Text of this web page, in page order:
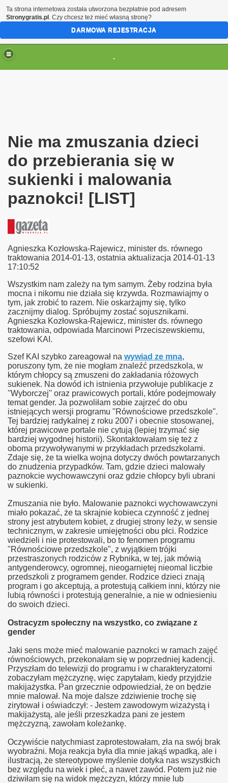
.
Nie ma zmuszania dzieci
do przebierania się w
sukienki i malowania
paznokci! [LIST]
Agnieszka Kozłowska-Rajewicz, minister ds. równego
traktowania 2014-01-13, ostatnia aktualizacja 2014-01-13
17:10:52
Wszystkim nam zależy na tym samym. Żeby rodzina była
mocna i nikomu nie działa się krzywda. Rozmawiajmy o
tym, jak zrobić to razem. Nie oskarżajmy się, tylko
zacznijmy dialog. Spróbujmy zostać sojusznikami.
Agnieszka Kozłowska-Rajewicz, minister ds. równego
traktowania, odpowiada Marcinowi Przeciszewskiemu,
szefowi KAI.
Szef KAI szybko zareagował na wywiad ze mną,
poruszony tym, że nie mogłam znaleźć przedszkola, w
którym chłopcy są zmuszeni do zakładania różowych
sukienek. Na dowód ich istnienia przywołuje publikacje z
''Wyborczej'' oraz prawicowych portali, które podejmowały
temat gender. Ja pozwoliłam sobie zajrzeć do obu
istniejących wersji programu "Równościowe przedszkole".
Tej bardziej radykalnej z roku 2007 i obecnie stosowanej,
której prawicowe portale nie cytują (lepiej trzymać się
bardziej wygodnej historii). Skontaktowałam się też z
oboma przywoływanymi w przykładach przedszkolami.
Zdaje się, że ta wielka wojna dotyczy dwóch powtarzanych
do znudzenia przypadków. Tam, gdzie dzieci malowały
paznokcie wychowawczyni oraz gdzie chłopcy byli ubrani
w sukienki.
Zmuszania nie było. Malowanie paznokci wychowawczyni
miało pokazać, że ta skrajnie kobieca czynność z jednej
strony jest atrybutem kobiet, z drugiej strony leży, w sensie
technicznym, w zakresie umiejętności obu płci. Rodzice
wiedzieli i nie protestowali, bo to fenomen programu
"Równościowe przedszkole", z wyjątkiem trójki
przestraszonych rodziców z Rybnika, w tej, jak mówią
antygenderowcy, ogromnej, nieogarniętej nieomal liczbie
przedszkoli z programem gender. Rodzice dzieci znają
program i go akceptują, a protestują całkiem inni, którzy nie
lubią równości i protestują generalnie, a nie w odniesieniu
do swoich dzieci.
Ostracyzm społeczny na wszystko, co związane z
gender
Jaki sens może mieć malowanie paznokci w ramach zajęć
równościowych, przekonałam się w poprzedniej kadencji.
Przyszłam do telewizji do programu i w charakteryzatorni
zobaczyłam mężczyznę, więc zapytałam, kiedy przyjdzie
makijażystka. Pan grzecznie odpowiedział, że on będzie
mnie malował. Na moje dalsze zdziwienie trochę się
zirytował i oświadczył: - Jestem zawodowym wizażystą i
makijażystą, ale jeśli przeszkadza pani ze jestem
mężczyzną, zawołam koleżankę.
Oczywiście natychmiast zaprotestowałam, zła na swój brak
wyobraźni. Moja reakcja była dla mnie jakąś wpadką, ale i
ilustracją, że stereotypowe myślenie dotyka nas wszystkich
bez względu na wiek i płeć, a nawet zawód. Potem już nie
dziwiłam się na widok mężczyzn, którzy mnie lub
ministry
Ta strona internetowa została utworzona bezpłatnie pod adresem
Stronygratis.pl . Czy chcesz też mieć własną stronę?
DARMOWA REJESTRACJA